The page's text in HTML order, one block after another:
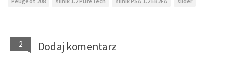
2 Dodaj komentarz